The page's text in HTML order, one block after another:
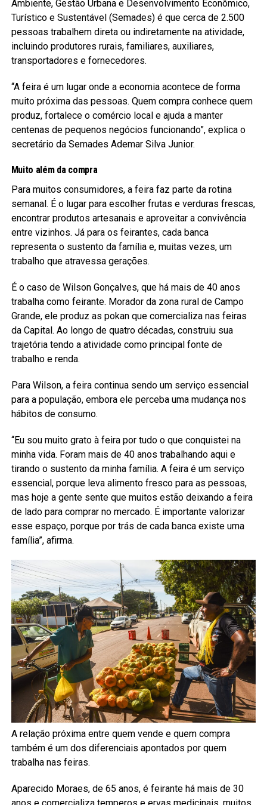
Ambiente, Gestão Urbana e Desenvolvimento Econômico,
Turístico e Sustentável (Semades) é que cerca de 2.500
pessoas trabalhem direta ou indiretamente na atividade,
incluindo produtores rurais, familiares, auxiliares,
transportadores e fornecedores.
“A feira é um lugar onde a economia acontece de forma
muito próxima das pessoas. Quem compra conhece quem
produz, fortalece o comércio local e ajuda a manter
centenas de pequenos negócios funcionando”, explica o
secretário da Semades Ademar Silva Junior.
Muito além da compra
Para muitos consumidores, a feira faz parte da rotina
semanal. É o lugar para escolher frutas e verduras frescas,
encontrar produtos artesanais e aproveitar a convivência
entre vizinhos. Já para os feirantes, cada banca
representa o sustento da família e, muitas vezes, um
trabalho que atravessa gerações.
É o caso de Wilson Gonçalves, que há mais de 40 anos
trabalha como feirante. Morador da zona rural de Campo
Grande, ele produz as pokan que comercializa nas feiras
da Capital. Ao longo de quatro décadas, construiu sua
trajetória tendo a atividade como principal fonte de
trabalho e renda.
Para Wilson, a feira continua sendo um serviço essencial
para a população, embora ele perceba uma mudança nos
hábitos de consumo.
“Eu sou muito grato à feira por tudo o que conquistei na
minha vida. Foram mais de 40 anos trabalhando aqui e
tirando o sustento da minha família. A feira é um serviço
essencial, porque leva alimento fresco para as pessoas,
mas hoje a gente sente que muitos estão deixando a feira
de lado para comprar no mercado. É importante valorizar
esse espaço, porque por trás de cada banca existe uma
família”, afirma.
A relação próxima entre quem vende e quem compra
também é um dos diferenciais apontados por quem
trabalha nas feiras.
Aparecido Moraes, de 65 anos, é feirante há mais de 30